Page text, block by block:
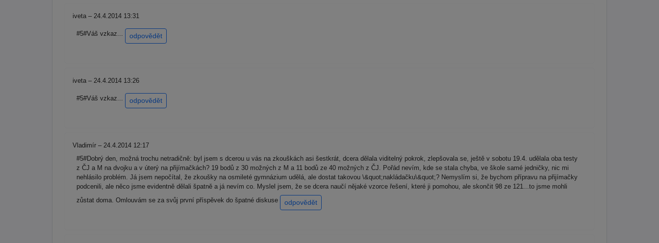
iveta – 24.4.2014 13:31
#5#Váš vzkaz... odpovědět
iveta – 24.4.2014 13:26
#5#Váš vzkaz... odpovědět
Vladimír – 24.4.2014 12:17
#5#Dobrý den, možná trochu netradičně: byl jsem s dcerou u vás na zkouškách asi šestkrát, dcera dělala viditelný pokrok, zlepšovala se, ještě v sobotu 19.4. udělala oba testy
z ČJ a M na dvojku a v úterý na přijímačkách? 19 bodů z 30 možných z M a 11 bodů ze 40 možných z ČJ. Pořád nevím, kde se stala chyba, ve škole samé jedničky, nic mi
nehlásilo problém. Já jsem nepočítal, že zkoušky na osmileté gymnázium udělá, ale dostat takovou \&quot;nakládačku\&quot;? Nemyslím si, že bychom přípravu na přijímačky
podcenili, ale něco jsme evidentně dělali špatně a já nevím co. Myslel jsem, že se dcera naučí nějaké vzorce řešení, které ji pomohou, ale skončit 98 ze 121...to jsme mohli
zůstat doma. Omlouvám se za svůj první příspěvek do špatné diskuse
odpovědět